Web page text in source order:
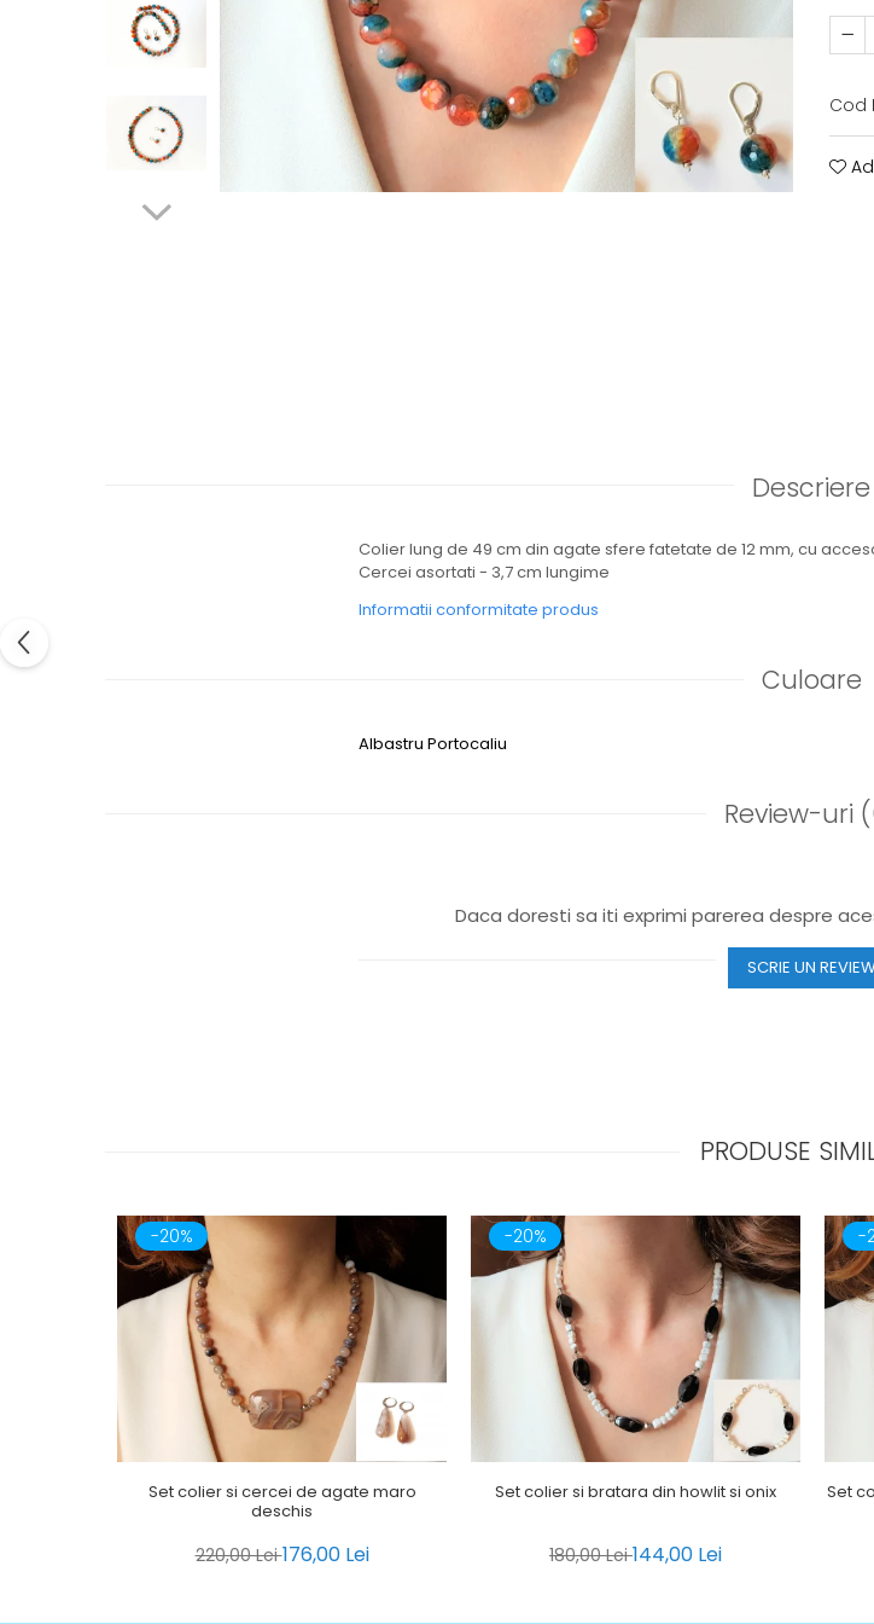
Cod
Descriere
Colier lung de 49 cm din agate sfere fatetate de 12 mm, cu
Cercei asortati - 3,7 cm lungime
Informatii conformitate produs
Culoare
Albastru Portocaliu
Review-uri
Daca doresti sa iti exprimi parerea despre
SCRIE UN
PRODUSE
-20%
Set colier si cercei de agate maro
deschis
220,00 Lei176,00 Lei
-20%
Set colier si bratara din howlit si onix
180,00 Lei144,00 Lei
-
Set